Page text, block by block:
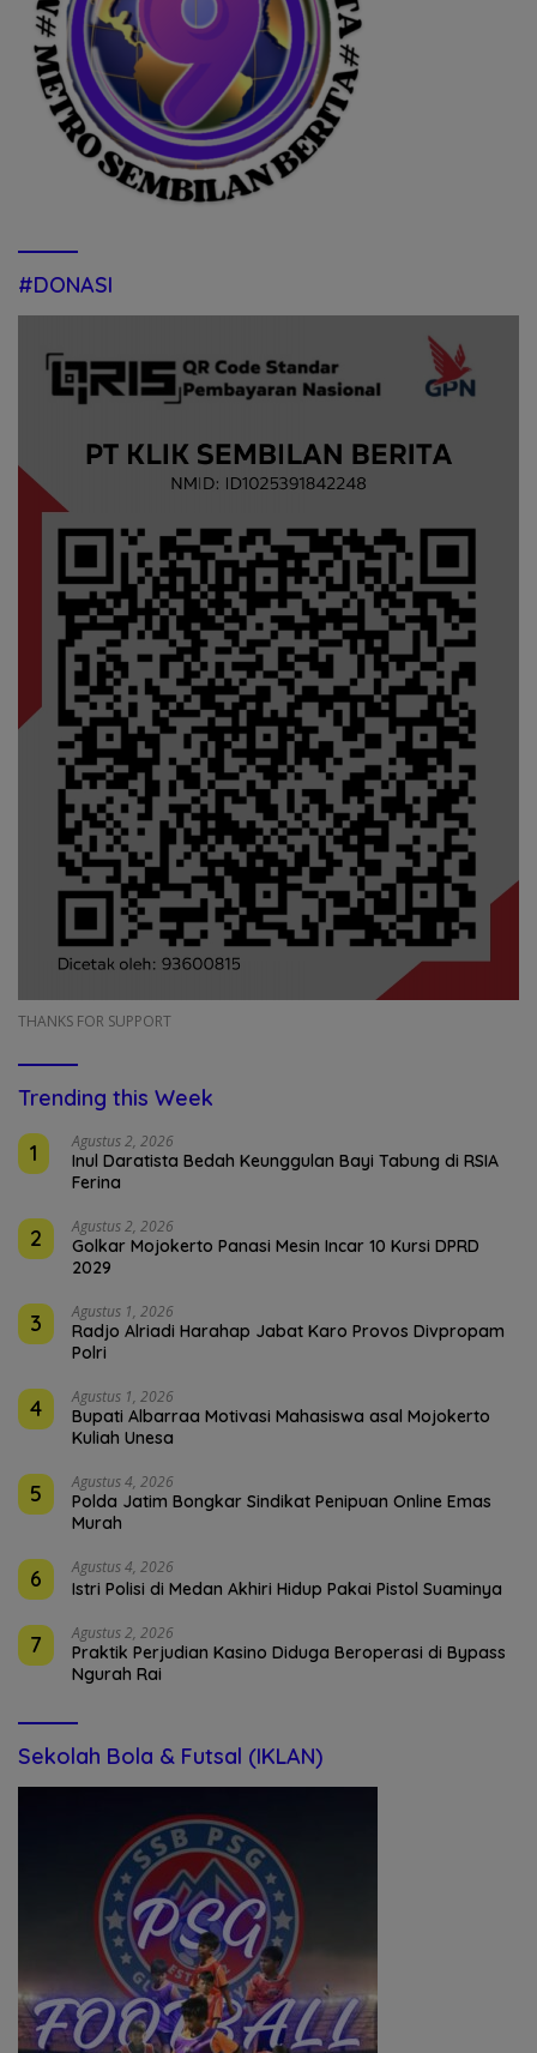
#DONASI
THANKS FOR SUPPORT
Trending this Week
1
Agustus 2, 2026
Inul Daratista Bedah Keunggulan Bayi Tabung di RSIA
Ferina
2 Agustus 2, 2026
Golkar Mojokerto Panasi Mesin Incar 10 Kursi DPRD
2029
3 Agustus 1, 2026
Radjo Alriadi Harahap Jabat Karo Provos Divpropam
Polri
4 Agustus 1, 2026
Bupati Albarraa Motivasi Mahasiswa asal Mojokerto
Kuliah Unesa
5 Agustus 4, 2026
Polda Jatim Bongkar Sindikat Penipuan Online Emas
Murah
6 Agustus 4, 2026
Istri Polisi di Medan Akhiri Hidup Pakai Pistol Suaminya
7 Agustus 2, 2026
Praktik Perjudian Kasino Diduga Beroperasi di Bypass
Ngurah Rai
Sekolah Bola & Futsal (IKLAN)